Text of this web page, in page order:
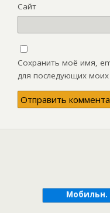
Сайт
Сохранить моё имя,
для последующих
Мобильн.